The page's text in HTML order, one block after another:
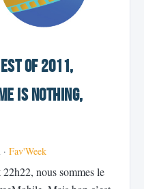
of 2011,
is Nothing,
Fav'Week
nous sommes le